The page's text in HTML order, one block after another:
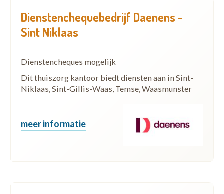
Dienstenchequebedrijf Daenens -
Sint Niklaas
Dienstencheques mogelijk
Dit thuiszorg kantoor biedt diensten aan in Sint-
Niklaas, Sint-Gillis-Waas, Temse, Waasmunster
meer informatie